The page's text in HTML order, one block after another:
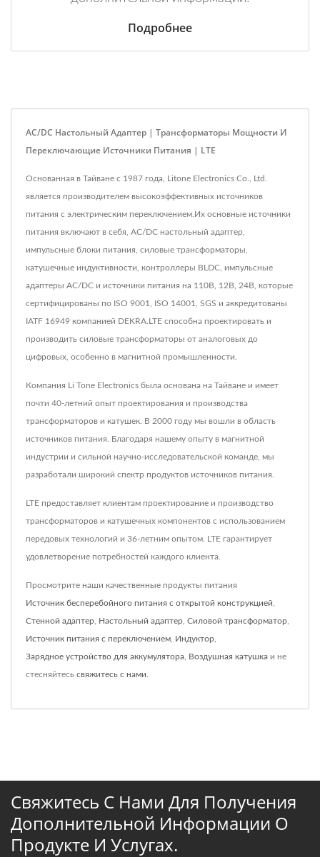
Подробнее
AC/DC Настольный Адаптер | Трансформаторы Мощности И
Переключающие Источники Питания | LTE
Основанная в Тайване с 1987 года, Litone Electronics Co., Ltd.
является производителем высокоэффективных источников
питания с электрическим переключением.Их основные источники
питания включают в себя, AC/DC настольный адаптер,
импульсные блоки питания, силовые трансформаторы,
катушечные индуктивности, контроллеры BLDC, импульсные
адаптеры AC/DC и источники питания на 110В, 12В, 24В, которые
сертифицированы по ISO 9001, ISO 14001, SGS и аккредитованы
IATF 16949 компанией DEKRA.LTE способна проектировать и
производить силовые трансформаторы от аналоговых до
цифровых, особенно в магнитной промышленности.
Компания Li Tone Electronics была основана на Тайване и имеет
почти 40-летний опыт проектирования и производства
трансформаторов и катушек. В 2000 году мы вошли в область
источников питания. Благодаря нашему опыту в магнитной
индустрии и сильной научно-исследовательской команде, мы
разработали широкий спектр продуктов источников питания.
LTE предоставляет клиентам проектирование и производство
трансформаторов и катушечных компонентов с использованием
передовых технологий и 36-летним опытом. LTE гарантирует
удовлетворение потребностей каждого клиента.
Просмотрите наши качественные продукты питания
Источник бесперебойного питания с открытой конструкцией
Стенной адаптер Настольный адаптер Силовой трансформатор
Источник питания с переключением Индуктор
Зарядное устройство для аккумулятора Воздушная катушка и не
стесняйтесь свяжитесь с нами
Свяжитесь С Нами Для Получения
Дополнительной Информации О
Продукте И Услугах.